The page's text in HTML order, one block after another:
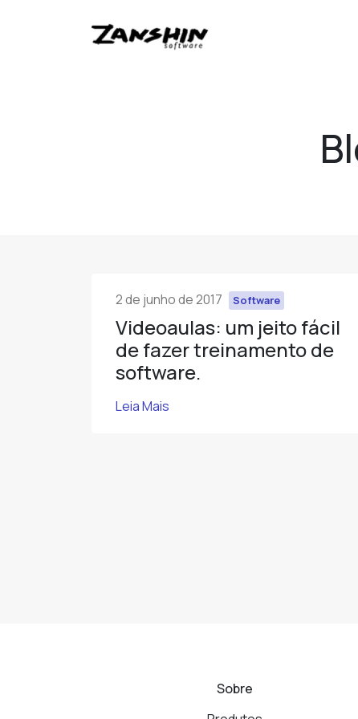
2 de junho de 2017 Software
Videoaulas: um jeito fácil
de fazer treinamento de
software.
Leia Mais
Sobre